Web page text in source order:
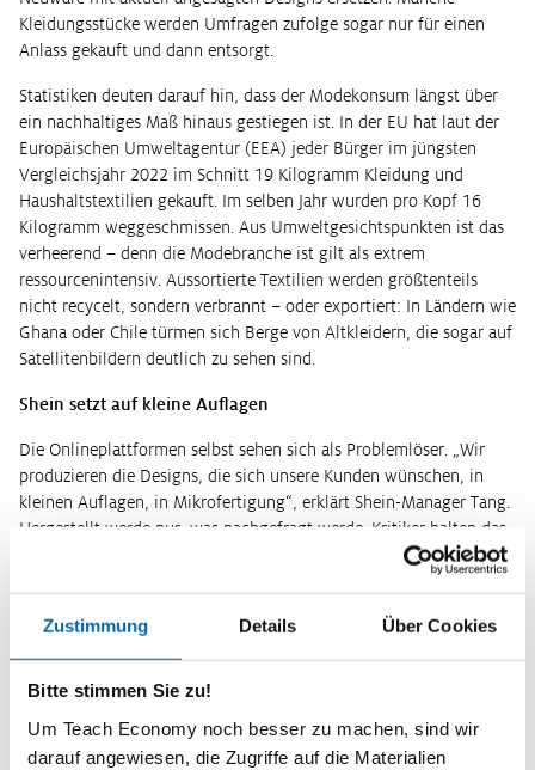
Zustimmung Details Über Cookies
Bitte stimmen Sie zu!
Um Teach Economy noch besser zu machen, sind wir
darauf angewiesen, die Zugriffe auf die Materialien
Kleidungsstücke werden Umfragen zufolge sogar nur für einen
Anlass gekauft und dann entsorgt.
Statistiken deuten darauf hin, dass der Modekonsum längst über
ein nachhaltiges Maß hinaus gestiegen ist. In der EU hat laut der
Europäischen Umweltagentur (EEA) jeder Bürger im jüngsten
Vergleichsjahr 2022 im Schnitt 19 Kilogramm Kleidung und
Haushaltstextilien gekauft. Im selben Jahr wurden pro Kopf 16
Kilogramm weggeschmissen. Aus Umweltgesichtspunkten ist das
verheerend – denn die Modebranche ist gilt als extrem
ressourcenintensiv. Aussortierte Textilien werden größtenteils
nicht recycelt, sondern verbrannt – oder exportiert: In Ländern wie
Ghana oder Chile türmen sich Berge von Altkleidern, die sogar auf
Satellitenbildern deutlich zu sehen sind.
Shein setzt auf kleine Auflagen
Die Onlineplattformen selbst sehen sich als Problemlöser. „Wir
produzieren die Designs, die sich unsere Kunden wünschen, in
kleinen Auflagen, in Mikrofertigung“, erklärt Shein-Manager Tang.
Hergestellt werde nur, was nachgefragt werde. Kritiker halten das
für Augenwischerei. Sie verweisen darauf, dass Shein, Temu, Wish
und Aliexpress in ihren Apps mit manipulativen Bannern,
verleiten. Nachgewiesen wurden solche „Dark Patterns“ etwa in
einer Untersuchung des Verbraucherzentrale Bundesverbands . Die
Plattformen bedienen zudem nicht nur Trends, sondern setzen sie
Media-Plattformen.